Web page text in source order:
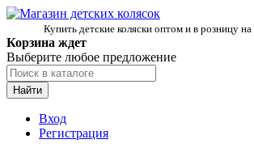
Купить детские коляски оптом и в розницу
Корзина ждет
Выберите любое предложение
Найти
Вход
Регистрация